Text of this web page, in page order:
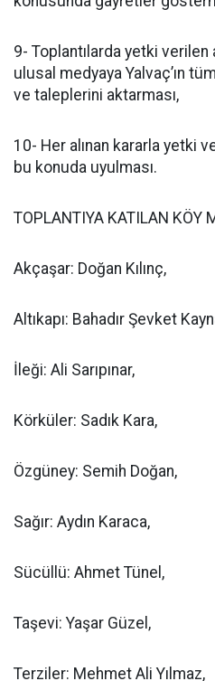
9- Toplantılarda yetki verilen
ulusal medyaya Yalvaç’ın
ve taleplerini aktarması,
10- Her alınan kararla yetki
bu konuda uyulması.
TOPLANTIYA KATILAN KÖY
Akçaşar: Doğan Kılınç,
Altıkapı: Bahadır Şevket
İleği: Ali Sarıpınar,
Körküler: Sadık Kara,
Özgüney: Semih Doğan,
Sağır: Aydın Karaca,
Sücüllü: Ahmet Tünel,
Taşevi: Yaşar Güzel,
Terziler: Mehmet Ali Yılmaz,